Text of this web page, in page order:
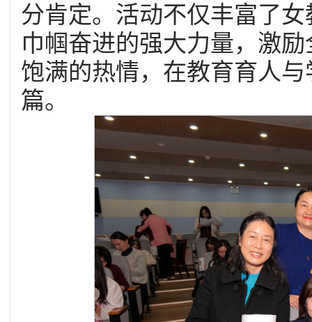
分肯定。活动不仅丰富了
巾帼奋进的强大力量，激
饱满的热情，在教育育人
篇。